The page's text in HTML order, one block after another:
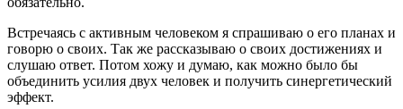
Встречаясь с активным человеком я спрашиваю о его планах и
говорю о своих. Так же рассказываю о своих достижениях и
слушаю ответ. Потом хожу и думаю, как можно было бы
объединить усилия двух человек и получить синергетический
эффект.